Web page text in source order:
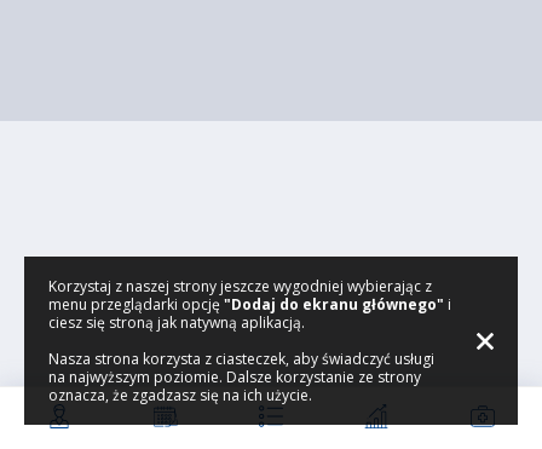
Korzystaj z naszej strony jeszcze wygodniej wybierając z
menu przeglądarki opcję "Dodaj do ekranu głównego" i
ciesz się stroną jak natywną aplikacją.
Nasza strona korzysta z ciasteczek, aby świadczyć usługi
na najwyższym poziomie. Dalsze korzystanie ze strony
oznacza, że zgadzasz się na ich użycie.